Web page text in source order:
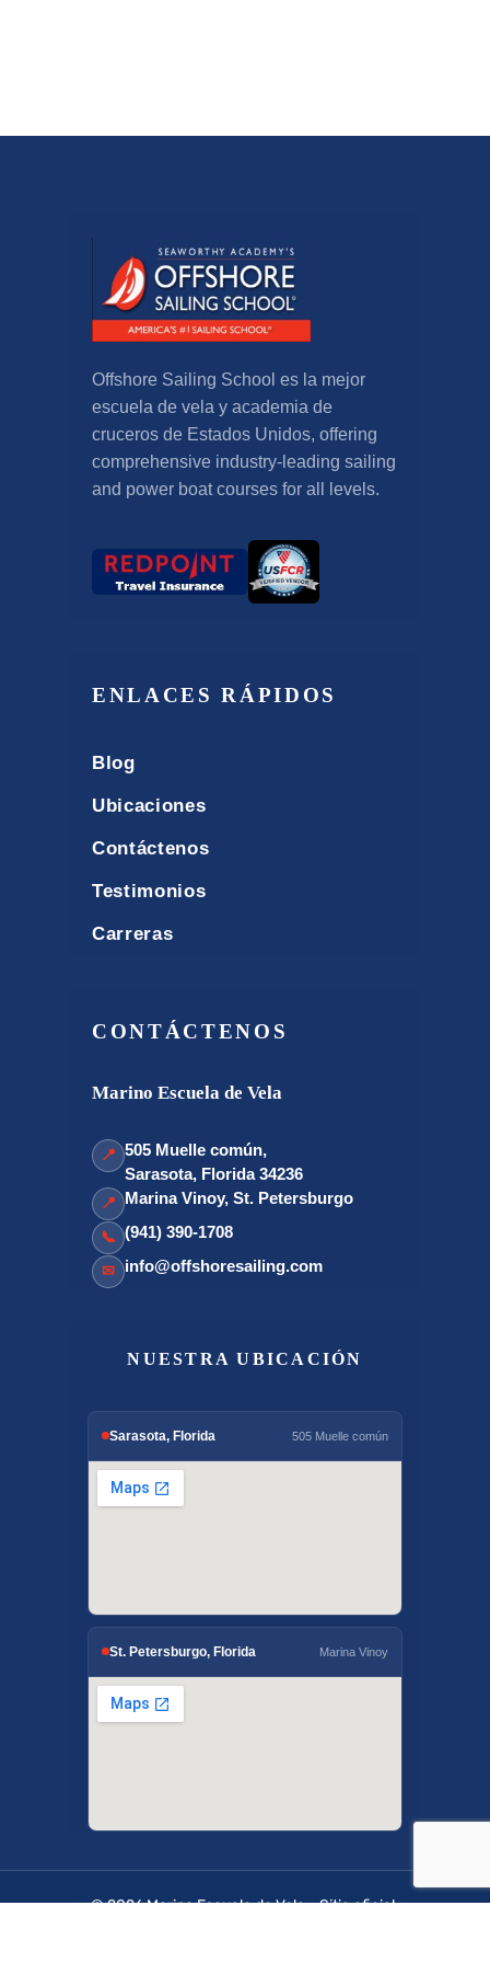
Offshore Sailing School es la mejor
escuela de vela y academia de
cruceros de Estados Unidos, offering
comprehensive industry-leading sailing
and power boat courses for all levels.
ENLACES RÁPIDOS
Blog
Ubicaciones
Contáctenos
Testimonios
Carreras
CONTÁCTENOS
Marino Escuela de Vela
📍 505 Muelle común,
Sarasota, Florida 34236
📍 Marina Vinoy, St. Petersburgo
📞 (941) 390-1708
✉ info@offshoresailing.com
NUESTRA UBICACIÓN
Sarasota, Florida 505 Muelle común
St. Petersburgo, Florida Marina Vinoy
© 2026 Marino Escuela de Vela - Sitio oficial.